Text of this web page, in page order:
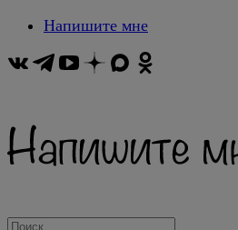
Напишите мне